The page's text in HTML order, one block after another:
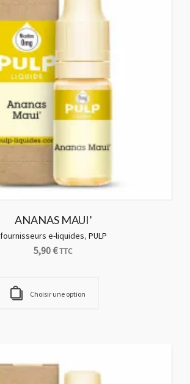
ANANAS MAUI’
fournisseurs e-liquides, PULP
5,90€TTC
Choisir une option